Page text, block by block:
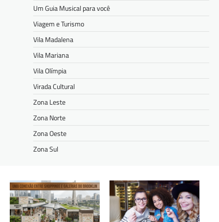
Um Guia Musical para você
Viagem e Turismo
Vila Madalena
Vila Mariana
Vila Olímpia
Virada Cultural
Zona Leste
Zona Norte
Zona Oeste
Zona Sul